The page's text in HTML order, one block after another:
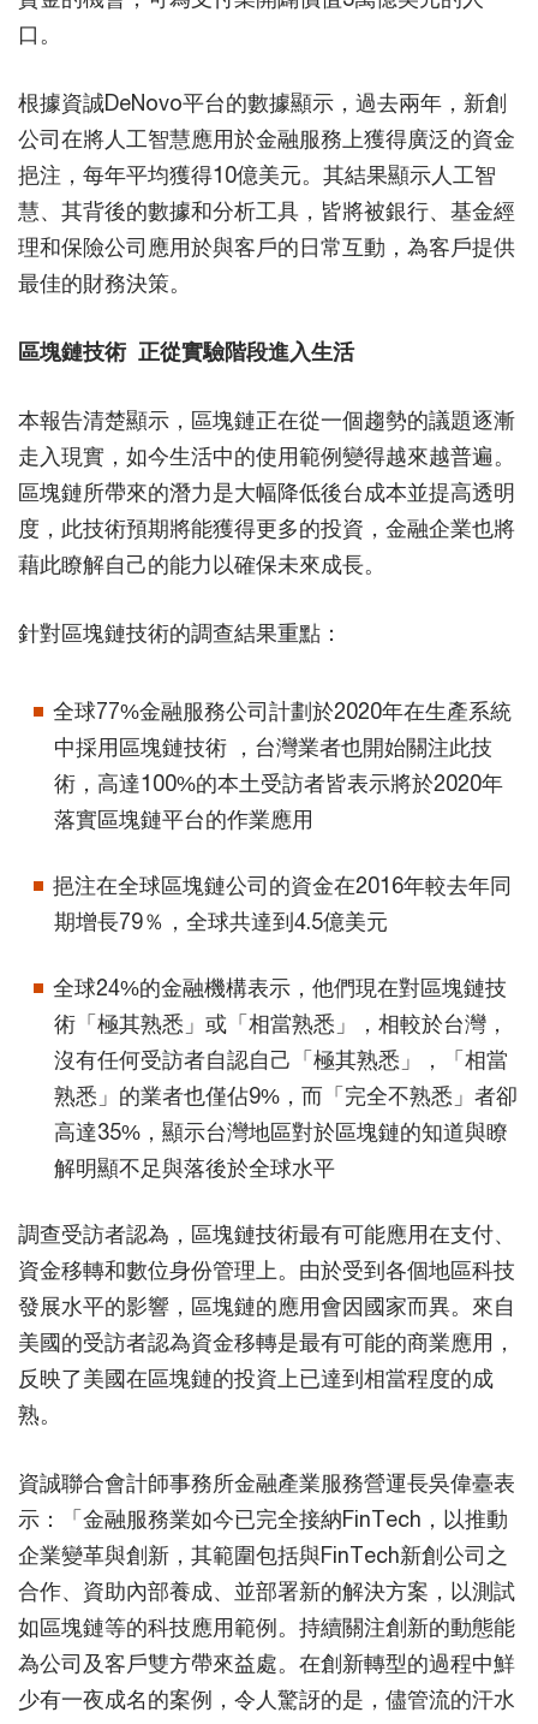
口。
根據資誠DeNovo平台的數據顯示，過去兩年，新創
公司在將人工智慧應用於金融服務上獲得廣泛的資金
挹注，每年平均獲得10億美元。其結果顯示人工智
慧、其背後的數據和分析工具，皆將被銀行、基金經
理和保險公司應用於與客戶的日常互動，為客戶提供
最佳的財務決策。
區塊鏈技術 正從實驗階段進入生活
本報告清楚顯示，區塊鏈正在從一個趨勢的議題逐漸
走入現實，如今生活中的使用範例變得越來越普遍。
區塊鏈所帶來的潛力是大幅降低後台成本並提高透明
度，此技術預期將能獲得更多的投資，金融企業也將
藉此瞭解自己的能力以確保未來成長。
針對區塊鏈技術的調查結果重點：
全球77%金融服務公司計劃於2020年在生產系統
中採用區塊鏈技術 ，台灣業者也開始關注此技
術，高達100%的本土受訪者皆表示將於2020年
落實區塊鏈平台的作業應用
挹注在全球區塊鏈公司的資金在2016年較去年同
期增長79％，全球共達到4.5億美元
全球24%的金融機構表示，他們現在對區塊鏈技
術「極其熟悉」或「相當熟悉」，相較於台灣，
沒有任何受訪者自認自己「極其熟悉」，「相當
熟悉」的業者也僅佔9%，而「完全不熟悉」者卻
高達35%，顯示台灣地區對於區塊鏈的知道與瞭
解明顯不足與落後於全球水平
調查受訪者認為，區塊鏈技術最有可能應用在支付、
資金移轉和數位身份管理上。由於受到各個地區科技
發展水平的影響，區塊鏈的應用會因國家而異。來自
美國的受訪者認為資金移轉是最有可能的商業應用，
反映了美國在區塊鏈的投資上已達到相當程度的成
熟。
資誠聯合會計師事務所金融產業服務營運長吳偉臺表
示：「金融服務業如今已完全接納FinTech，以推動
企業變革與創新，其範圍包括與FinTech新創公司之
合作、資助內部養成、並部署新的解決方案，以測試
如區塊鏈等的科技應用範例。持續關注創新的動態能
為公司及客戶雙方帶來益處。在創新轉型的過程中鮮
少有一夜成名的案例，令人驚訝的是，儘管流的汗水